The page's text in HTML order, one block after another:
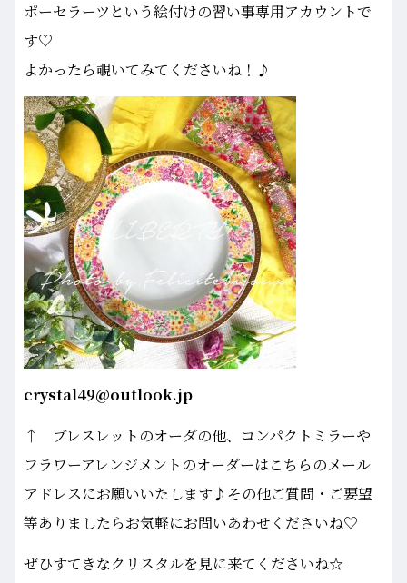
ポーセラーツという絵付けの習い事専用アカウントで
す♡
よかったら覗いてみてくださいね！♪
crystal49@outlook.jp
↑ ブレスレットのオーダの他、コンパクトミラーや
フラワーアレンジメントのオーダーはこちらのメール
アドレスにお願いいたします♪その他ご質問・ご要望
等ありましたらお気軽にお問いあわせくださいね♡
ぜひすてきなクリスタルを見に来てくださいね☆